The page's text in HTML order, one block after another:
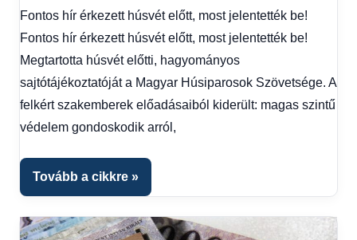
hírek ,
Hírek
Fontos hír érkezett húsvét előtt, most jelentették be!
Fontos hír érkezett húsvét előtt, most jelentették be!
Megtartotta húsvét előtti, hagyományos
sajtótájékoztatóját a Magyar Húsiparosok Szövetsége. A
felkért szakemberek előadásaiból kiderült: magas szintű
védelem gondoskodik arról,
Tovább a cikkre